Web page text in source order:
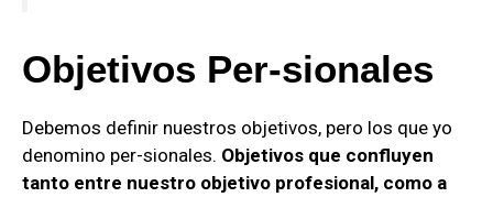
Objetivos Per-sionales
Debemos definir nuestros objetivos, pero los que yo
denomino per-sionales. Objetivos que confluyen
tanto entre nuestro objetivo profesional, como a